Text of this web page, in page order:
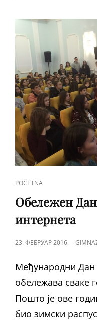
CAT
LINKS
POČETNA
Обележен Дан
интернета
POSTED
23. ФЕБРУАР 2016.
Међународни Дан
обележава сваке
Пошто је ове
био зимски